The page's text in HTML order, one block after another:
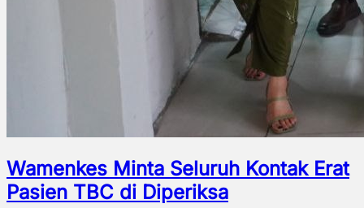
Wamenkes Minta Seluruh Kontak Erat
Pasien TBC di Diperiksa